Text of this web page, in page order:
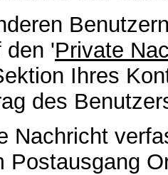
den 'Private
Ihres
des
Nachricht
Postausgang